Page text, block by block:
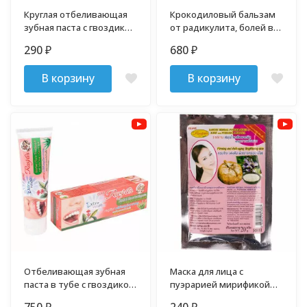
Круглая отбеливающая
зубная паста с гвоздикой
290₽
В корзину
Крокодиловый бальзам
от радикулита, болей в
680₽
В корзину
Отбеливающая зубная
паста в тубе с гвоздикой,
Маска для лица с
пуэрарией мирификой